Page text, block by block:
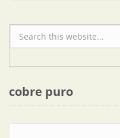
Formulario de búsqueda
cobre puro